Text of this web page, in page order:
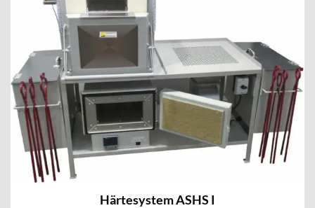
Härtesystem ASHS I